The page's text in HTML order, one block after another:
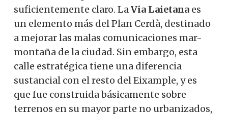
suficientemente claro. LaVia Laietana es
un elemento más del Plan Cerdà, destinado
a mejorar las malas comunicaciones mar-
montaña de la ciudad. Sin embargo, esta
calle estratégica tiene una diferencia
sustancial con el resto del Eixample, y es
que fue construida básicamente sobre
terrenos en su mayor parte no urbanizados,